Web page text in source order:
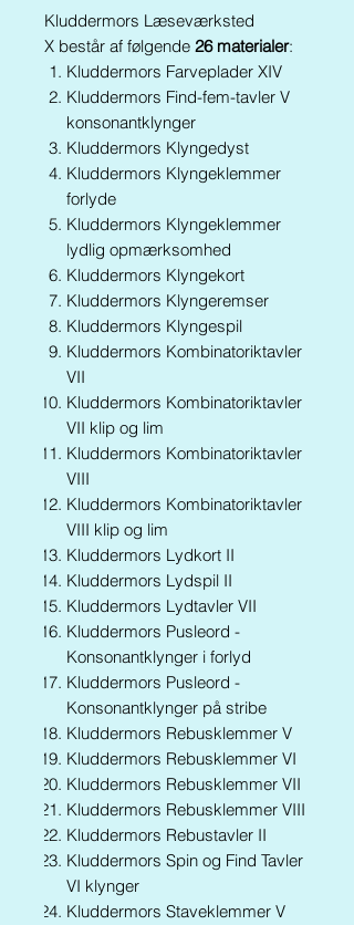
Kluddermors Læseværksted
X består af følgende 26 materialer:
Kluddermors Farveplader XIV
Kluddermors Find-fem-tavler V
konsonantklynger
Kluddermors Klyngedyst
Kluddermors Klyngeklemmer
forlyde
Kluddermors Klyngeklemmer
lydlig opmærksomhed
Kluddermors Klyngekort
Kluddermors Klyngeremser
Kluddermors Klyngespil
Kluddermors Kombinatoriktavler
VII
Kluddermors Kombinatoriktavler
VII klip og lim
Kluddermors Kombinatoriktavler
VIII
Kluddermors Kombinatoriktavler
VIII klip og lim
Kluddermors Lydkort II
Kluddermors Lydspil II
Kluddermors Lydtavler VII
Kluddermors Pusleord -
Konsonantklynger i forlyd
Kluddermors Pusleord -
Konsonantklynger på stribe
Kluddermors Rebusklemmer V
Kluddermors Rebusklemmer VI
Kluddermors Rebusklemmer VII
Kluddermors Rebusklemmer VIII
Kluddermors Rebustavler II
Kluddermors Spin og Find Tavler
VI klynger
Kluddermors Staveklemmer V